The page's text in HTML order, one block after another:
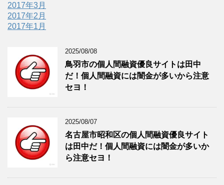
2017年3月
2017年2月
2017年1月
2025/08/08
鳥羽市の個人間融資優良サイトは田中
だ！個人間融資には闇金が多いから注意
セヨ！
2025/08/07
名古屋市昭和区の個人間融資優良サイト
は田中だ！個人間融資には闇金が多いか
ら注意セヨ！